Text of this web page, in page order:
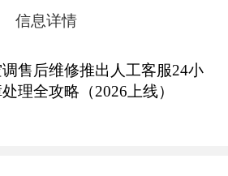
信息详情
售后维修推出人工客服24小
理全攻略（2026上线）